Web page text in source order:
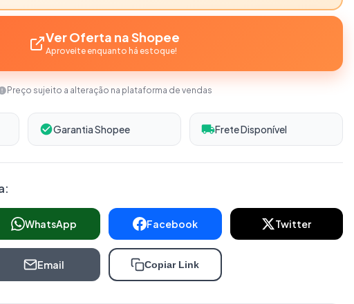
Ver Oferta na Shopee
Aproveite enquanto há estoque!
Preço sujeito a alteração na plataforma de vendas
Garantia Shopee Frete Disponível
WhatsApp Facebook Twitter
Email Copiar Link